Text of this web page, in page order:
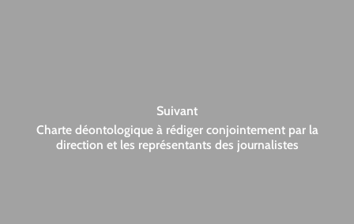
Suivant
Charte déontologique à rédiger conjointement par la
direction et les représentants des journalistes